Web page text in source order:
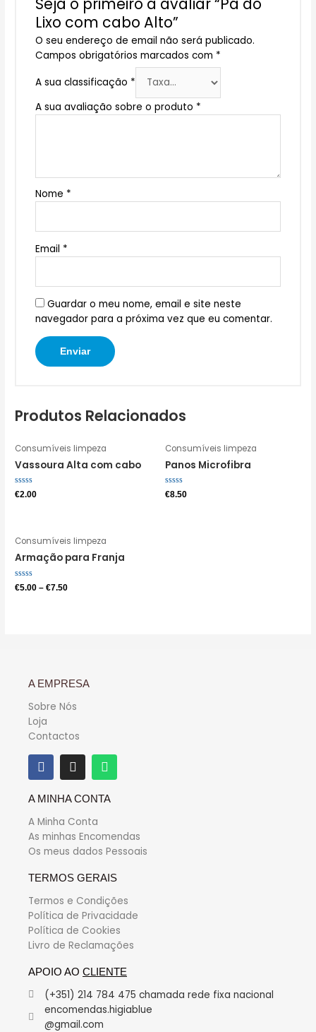
Lixo com cabo Alto”
O seu endereço de email não será publicado.
Campos obrigatórios marcados com *
A sua classificação *
A sua avaliação sobre o produto *
Nome *
Email *
Guardar o meu nome, email e site neste
navegador para a próxima vez que eu comentar.
Produtos Relacionados
Consumíveis limpeza
Vassoura Alta com cabo
Avaliação
0
€2.00
Consumíveis limpeza
Panos Microfibra
Avaliação
0
€8.50
Consumíveis limpeza
Armação para Franja
Avaliação
0
€5.00 –€7.50
A EMPRESA
Sobre Nós
Loja
Contactos
A MINHA CONTA
A Minha Conta
As minhas Encomendas
Os meus dados Pessoais
TERMOS GERAIS
Termos e Condições
Política de Privacidade
Política de Cookies
Livro de Reclamações
APOIO AO CLIENTE
(+351) 214 784 475 chamada rede fixa nacional
encomendas.higiablue
@gmail.com